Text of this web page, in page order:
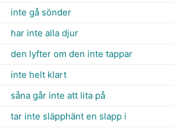
inte gå sönder
har inte alla djur
den lyfter om den inte tappar
inte helt klart
såna går inte att lita på
tar inte släpphänt en slapp i